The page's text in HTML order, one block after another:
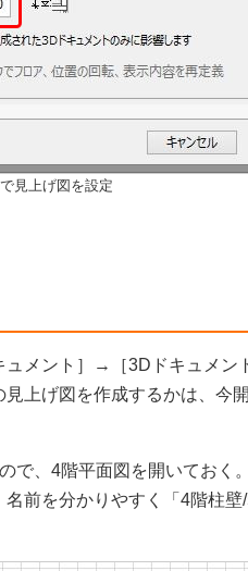
見上げ図を設定
ュメント］→［3Dドキュメ
上げ図を作成するかは、今
で、4階平面図を開いておく
前を分かりやすく「4階柱